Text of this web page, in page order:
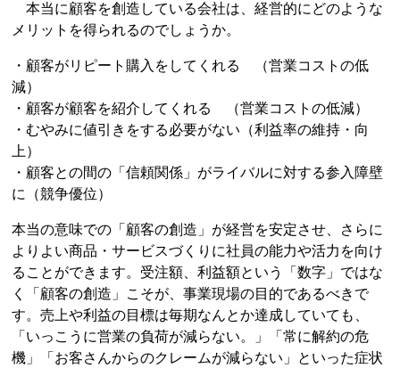
本当に顧客を創造している会社は、経営的にどのような
メリットを得られるのでしょうか。
・顧客がリピート購入をしてくれる （営業コストの低
減）
・顧客が顧客を紹介してくれる （営業コストの低減）
・むやみに値引きをする必要がない（利益率の維持・向
上）
・顧客との間の「信頼関係」がライバルに対する参入障壁
に（競争優位）
本当の意味での「顧客の創造」が経営を安定させ、さらに
よりよい商品・サービスづくりに社員の能力や活力を向け
ることができます。受注額、利益額という「数字」ではな
く「顧客の創造」こそが、事業現場の目的であるべきで
す。売上や利益の目標は毎期なんとか達成していても、
「いっこうに営業の負荷が減らない。」「常に解約の危
機」「お客さんからのクレームが減らない」といった症状